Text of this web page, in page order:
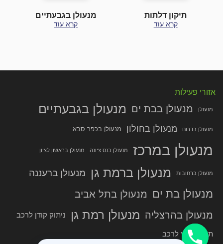
תיקון דלתות
קרא עוד
מנעולן בגבעתיים
קרא עוד
אזורי פעילות
מנעולן מנעולן בבת ים מנעולן בגבעתיים
מנעולן בדרום מנעולן בחולון מנעולן בכפר סבא
מנעולן במרכז מנעולן בנס ציונה מנעולן בראשון לציון
מנעולן ברחובות מנעולן ברמת גן מנעולן ברעננה
מנעולן בת ים
מנעולן בתל אביב
מנעולן בהרצליה מנעולן רמת גן ניתוק קודן לרכב
תיקון סוויץ לרכב